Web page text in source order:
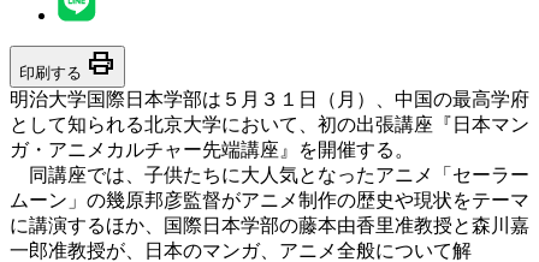
印刷する print
明治大学国際日本学部は５月３１日（月）、中国の最高学府
として知られる北京大学において、初の出張講座『日本マン
ガ・アニメカルチャー先端講座』を開催する。
同講座では、子供たちに大人気となったアニメ「セーラー
ムーン」の幾原邦彦監督がアニメ制作の歴史や現状をテーマ
に講演するほか、国際日本学部の藤本由香里准教授と森川嘉
一郎准教授が、日本のマンガ、アニメ全般について解